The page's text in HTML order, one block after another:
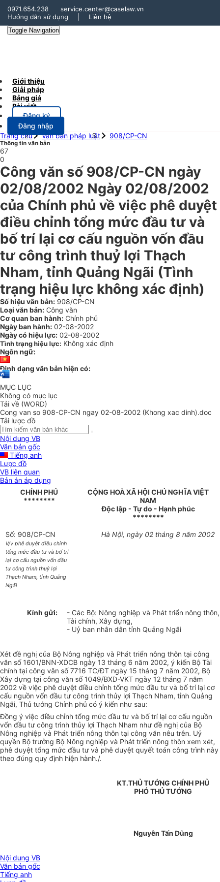
0971.654.238
service.center@caselaw.vn
Hướng dẫn sử dụng
Liên hệ
Toggle Navigation
Giới thiệu
Giải pháp
Bảng giá
Bài viết
Đăng ký
Đăng nhập
Trang chủ
Văn bản pháp luật 908/CP-CN
Thông tin văn bản
67
0
Công văn số 908/CP-CN ngày
02/08/2002 Ngày 02/08/2002
của Chính phủ về việc phê duyệt
điều chỉnh tổng mức đầu tư và
bố trí lại cơ cấu nguồn vốn đầu
tư công trình thuỷ lợi Thạch
Nham, tỉnh Quảng Ngãi (Tình
trạng hiệu lực không xác định)
Số hiệu văn bản: 908/CP-CN
Loại văn bản: Công văn
Cơ quan ban hành: Chính phủ
Ngày ban hành: 02-08-2002
Ngày có hiệu lực: 02-08-2002
Tình trạng hiệu lực: Không xác định
Ngôn ngữ:
Định dạng văn bản hiện có:
MỤC LỤC
Không có mục lục
Tải về (WORD)
Cong van so 908-CP-CN ngay 02-08-2002 (Khong xac dinh).doc
Tải lược đồ
Nội dung VB
Văn bản gốc
Tiếng anh
Lược đồ
VB liên quan
Bản án áp dụng
CHÍNH PHỦ
********
CỘNG HOÀ XÃ HỘI CHỦ NGHĨA VIỆT
NAM
Độc lập - Tự do - Hạnh phúc
********
Số: 908/CP-CN
V/v phê duyệt điều chỉnh
tổng mức đầu tư và bố trí
lại cơ cấu nguồn vốn đầu
tư công trình thuỷ lợi
Thạch Nham, tỉnh Quảng
Ngãi
Hà Nội, ngày 02 tháng 8 năm 2002
Kính gửi:
- Các Bộ: Nông nghiệp và Phát triển nông
Tài chính, Xây dựng,
- Uỷ ban nhân dân tỉnh Quảng Ngãi
Xét đề nghị của Bộ Nông nghiệp và Phát triển nông thôn tại công
văn số 1601/BNN-XDCB ngày 13 tháng 6 năm 2002, ý kiến Bộ Tài
chính tại công văn số 7716 TC/ĐT ngày 15 tháng 7 năm 2002, Bộ
Xây dựng tại công văn số 1049/BXD-VKT ngày 12 tháng 7 năm
2002 về việc phê duyệt điều chỉnh tổng mức đầu tư và bố trí lại cơ
cấu nguồn vốn đầu tư công trình thủy lợi Thạch Nham, tỉnh Quảng
Ngãi, Thủ tướng Chính phủ có ý kiến như sau:
Đồng ý việc điều chỉnh tổng mức đầu tư và bố trí lại cơ cấu nguồn
vốn đầu tư công trình thủy lợi Thạch Nham như đề nghị của Bộ
Nông nghiệp và Phát triển nông thôn tại công văn nêu trên. Uỷ
quyền Bộ trưởng Bộ Nông nghiệp và Phát triển nông thôn xem xét,
phê duyệt tổng mức đầu tư và phê duyệt quyết toán công trình này
theo đúng quy định hiện hành./.
KT.THỦ TƯỚNG CHÍNH PHỦ
PHÓ THỦ TƯỚNG
Nguyễn Tấn Dũng
Nội dung VB
Văn bản gốc
Tiếng anh